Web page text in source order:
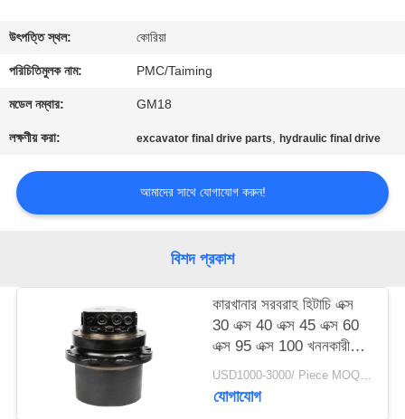
যোগাযোগ
করুন
উদ্ধৃতির
জন্য
আবেদন
ম্যাপ
PRIVACY
POLICY
উৎপত্তি স্থল: কোরিয়া
পরিচিতিমুলক নাম: PMC/Taiming
মডেল নম্বার: GM18
লক্ষণীয় করা: excavator final drive parts,hydraulic final drive
আমাদের সাথে যোগাযোগ করুন!
বিশদ প্রকাশ
কারখানার সরবরাহ হিটাচি এক্স
30 এক্স 40 এক্স 45 এক্স 60
এক্স 95 এক্স 100 খননকারী
ড্রাইভ মোটর অ্যাসেম্বলি
হাইড্রোলিক ট্র্যাভেল মোটর
USD1000-3000/ Piece MOQ:1 জামায়
যোগাযোগ